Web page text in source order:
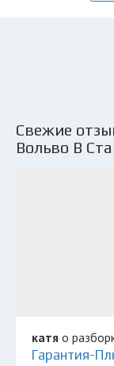
Свежие
Вольво В
катя о
Гарантия-